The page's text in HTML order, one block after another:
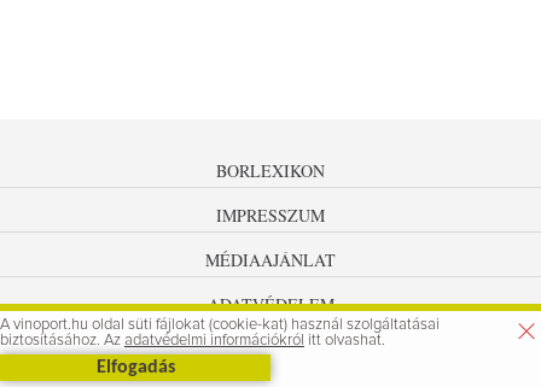
BORLEXIKON
IMPRESSZUM
MÉDIAAJÁNLAT
ADATVÉDELEM
A vinoport.hu oldal süti fájlokat (cookie-kat) használ szolgáltatásai
biztosításához. Az adatvédelmi információkról itt olvashat.
Elfogadás